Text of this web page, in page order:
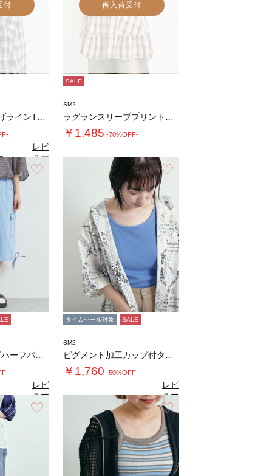
付
（4）
レビ
ュー
を見
る
再入荷受付
SALE
SM2
￥1,485 -70%OFF-
（6）
レビ
ュー
を見
る
タイムセール対象 SALE
SM2
￥1,760 -50%OFF-
2.0（3）
レビ
ュー
を見
る